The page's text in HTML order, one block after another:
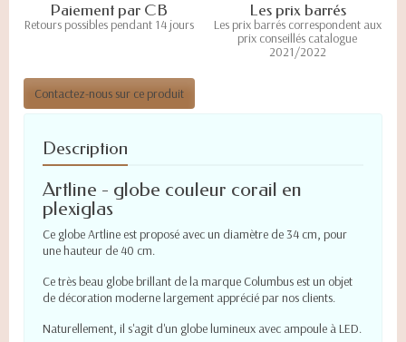
Paiement par CB
Retours possibles pendant 14 jours
Les prix barrés
Les prix barrés correspondent aux
prix conseillés catalogue
2021/2022
Contactez-nous sur ce produit
Description
Artline - globe couleur corail en
plexiglas
Ce globe Artline est proposé avec un diamètre de 34 cm, pour
une hauteur de 40 cm.
Ce très beau globe brillant de la marque Columbus est un objet
de décoration moderne largement apprécié par nos clients.
Naturellement, il s'agit d'un globe lumineux avec ampoule à LED.